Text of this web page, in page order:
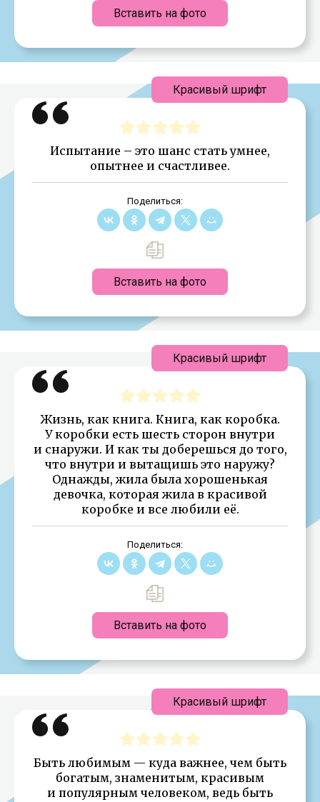
Вставить на фото
Испытание – это шанс стать умнее,
опытнее и счастливее.
Поделиться:
Вставить на фото
Красивый шрифт
Жизнь, как книга. Книга, как коробка.
У коробки есть шесть сторон внутри
и снаружи. И как ты доберешься до того,
что внутри и вытащишь это наружу?
Однажды, жила была хорошенькая
девочка, которая жила в красивой
коробке и все любили её.
Поделиться:
Вставить на фото
Красивый шрифт
Быть любимым — куда важнее, чем быть
богатым, знаменитым, красивым
и популярным человеком, ведь быть
Красивый шрифт